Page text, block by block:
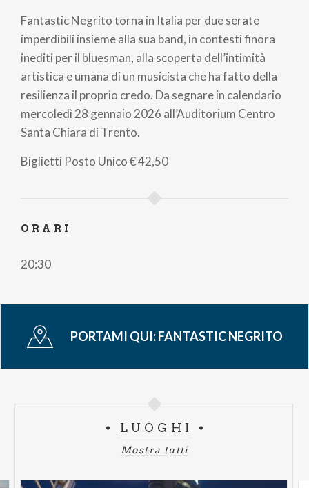
di
pane
Fantastic Negrito torna in Italia per due serate
imperdibili insieme alla sua band, in contesti finora
inediti per il bluesman, alla scoperta dell’intimità
artistica e umana di un musicista che ha fatto della
resilienza il proprio credo. Da segnare in calendario
mercoledì 28 gennaio 2026 all’Auditorium Centro
Santa Chiara di Trento.
Biglietti Posto Unico€ 42,50
ORARI
20:30
PORTAMI QUI:FANTASTIC NEGRITO
LUOGHI
Mostra tutti